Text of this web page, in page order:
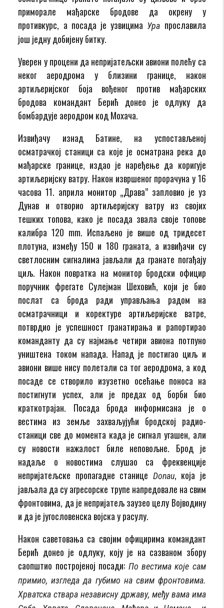
приморале мађарске бродове да окрену у
противкурс, а посада је узвицима Ура прославила
још једну добијену битку.
Уверен у процени да непријатељски авиони полећу са
неког аеродрома у близини границе, након
артиљеријског боја вођеног против мађарских
бродова командант Берић донео је одлуку да
бомбардује аеродром код Мохача.
Извиђачу изнад Батине, на успостављеној
осматрачкој станици са које је осматрана река до
мађарске границе, издао је наређење да коригује
артиљеријску ватру. Након извршеног прорачуна у 16
часова 11. априла монитор „Драва” запловио је уз
Дунав и отворио артиљеријску ватру из својих
тешких топова, како је посада звала своје топове
калибра 120 mm. Испаљено је више од тридесет
плотуна, између 150 и 180 граната, а извиђачи су
светлосним сигналима јављали да гранате погађају
циљ. Након повратка на монитор бродски официр
поручник фрегате Сулејман Шеховић, који је био
послат са брода ради управљања радом на
осматрачници и коректуре артиљеријске ватре,
потврдио је успешност гранатирања и рапортирао
команданту да су најмање четири авиона потпуно
уништена током напада. Напад је постигао циљ и
авиони више нису полетали са тог аеродрома, а код
посаде се створило изузетно осећање поноса на
постигнути успех, али је предах од борби био
краткотрајан. Посада брода информисана је о
вестима из земље захваљујући бродској радио-
станици све до момента када је сигнал угашен, али
су новости нажалост биле неповољне. Брод је
надаље о новостима слушао са фреквенције
непријатељске пропагадне станице Donau, која је
јављала да су агресорске трупе напредовале на свим
фронтовима, да је непријатељ заузео целу Војводину
и да је југословенска војска у расулу.
Након саветовања са својим официрима командант
Берић донео је одлуку, коју је на сазваном збору
саопштио постројеној посади: По вестима које сам
примио, изгледа да губимо на свим фронтовима.
Хрватска ствара независну државу, међу вама има